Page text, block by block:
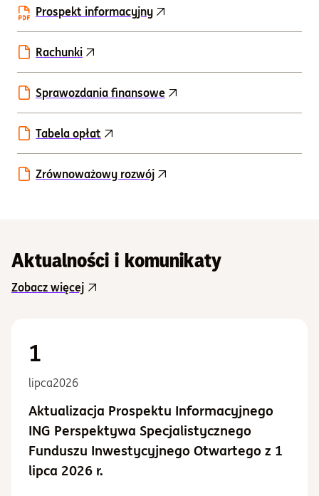
Prospekt informacyjny
Rachunki
Sprawozdania finansowe
Tabela opłat
Zrównoważowy rozwój
Aktualności i komunikaty
Zobacz więcej
1
lipca2026
Aktualizacja Prospektu Informacyjnego
ING Perspektywa Specjalistycznego
Funduszu Inwestycyjnego Otwartego z 1
lipca 2026 r.